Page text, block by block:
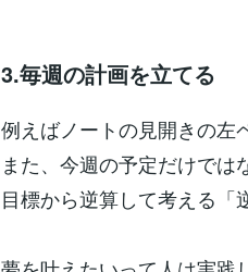
3.毎週の計画を立てる
例えばノートの見開きの左
また、今週の予定だけでは
目標から逆算して考える「